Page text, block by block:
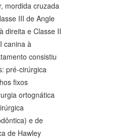
mordida cruzada
III de Angle
direita e Classe II
canina à
consistiu
pré-cirúrgica
fixos
ortognática
e de
de Hawley